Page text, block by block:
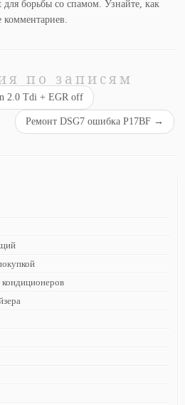
для борьбы со спамом. Узнайте, как
комментариев
по записям
2.0 Tdi + EGR off
Ремонт DSG7 ошибка P17BF →